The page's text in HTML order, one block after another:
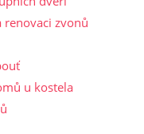
zvonů
u kostela